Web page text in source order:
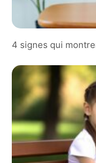
4 signes qui